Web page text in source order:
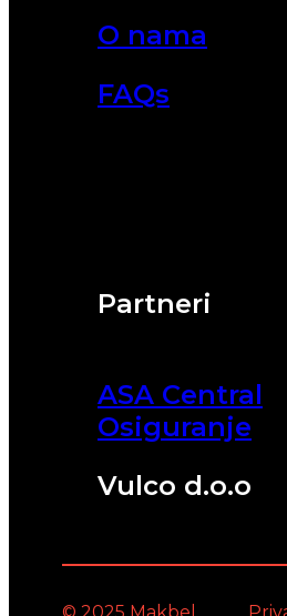
Partneri
ASA Central
Osiguranje
Vulco d.o.o
O nama
FAQs